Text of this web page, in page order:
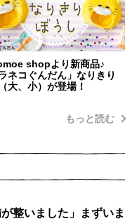
shopより新商品♪
ラネコぐんだん」なりきり
大、小）が登場！
もっと読む
整いました」まずいま